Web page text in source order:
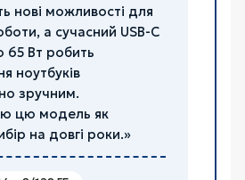
нові можливості для
а сучасний USB-C
65 Вт робить
ноутбуків
зручним.
цю модель як
на довгі роки.»